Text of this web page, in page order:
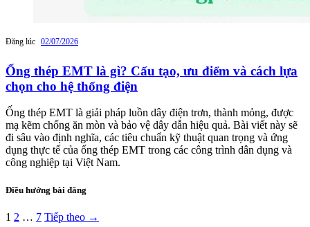
Đăng lúc 02/07/2026
Ống thép EMT là gì? Cấu tạo, ưu điểm và cách lựa
chọn cho hệ thống điện
Ống thép EMT là giải pháp luồn dây điện trơn, thành mỏng, được
mạ kẽm chống ăn mòn và bảo vệ dây dẫn hiệu quả. Bài viết này sẽ
đi sâu vào định nghĩa, các tiêu chuẩn kỹ thuật quan trọng và ứng
dụng thực tế của ống thép EMT trong các công trình dân dụng và
công nghiệp tại Việt Nam.
Điều hướng bài đăng
1 2 … 7 Tiếp theo →